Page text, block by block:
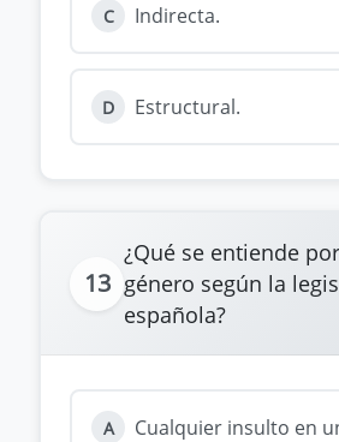
C Indirecta.
D Estructural.
13
¿Qué se entiende
género según la
española?
A Cualquier insulto en